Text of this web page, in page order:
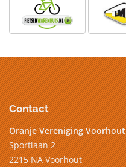
Contact
Oranje Vereniging Voorhout
Sportlaan 2
2215 NA Voorhout